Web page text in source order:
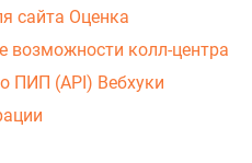
сайта Оценка
возможности колл-центра
ПИП (API) Вебхуки